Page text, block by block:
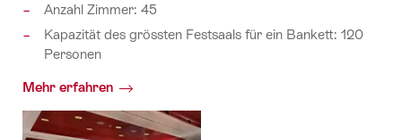
Anzahl Zimmer: 45
Kapazität des grössten Festsaals für ein Bankett: 120
Personen
Mehr erfahren